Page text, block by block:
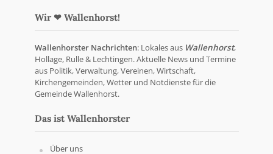
Wir ❤ Wallenhorst!
Wallenhorster Nachrichten: Lokales aus Wallenhorst,
Hollage, Rulle & Lechtingen. Aktuelle News und Termine
aus Politik, Verwaltung, Vereinen, Wirtschaft,
Kirchengemeinden, Wetter und Notdienste für die
Gemeinde Wallenhorst.
Das ist Wallenhorster
Über uns